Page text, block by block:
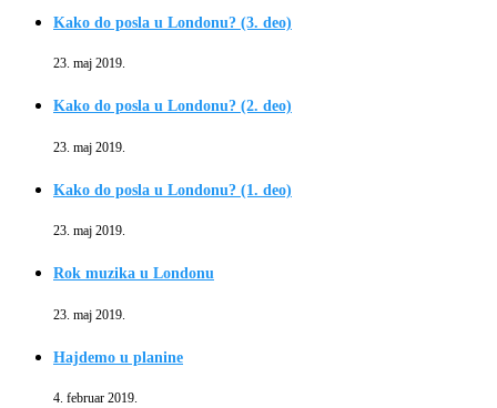
Kako do posla u Londonu? (3. deo)
23. maj 2019.
Kako do posla u Londonu? (2. deo)
23. maj 2019.
Kako do posla u Londonu? (1. deo)
23. maj 2019.
Rok muzika u Londonu
23. maj 2019.
Hajdemo u planine
4. februar 2019.